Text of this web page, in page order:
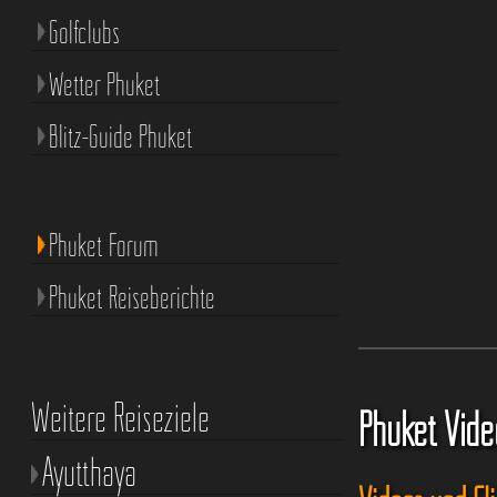
Phuket
Golfclubs
Wetter Phuket
Blitz-Guide Phuket
Phuket Forum
Phuket Reiseberichte
Weitere Reiseziele
Ayutthaya